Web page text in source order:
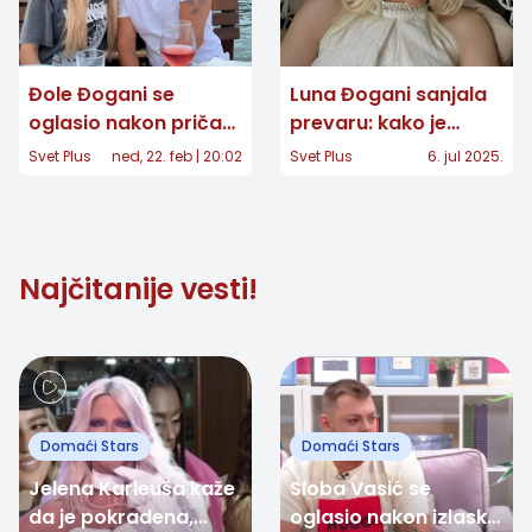
Đole Đogani se
oglasio nakon priča
da se rastao od
Svet Plus ned, 22. feb | 20:02
Luna Đogani sanjala
prevaru: kako je
reagovao Marko
Svet Plus 6. jul 2025.
Najčitanije vesti!
Domaći Stars
Jelena Karleuša kaže
da je pokradena,
Domaći Stars
Sloba Vasić se
oglasio nakon izlaska